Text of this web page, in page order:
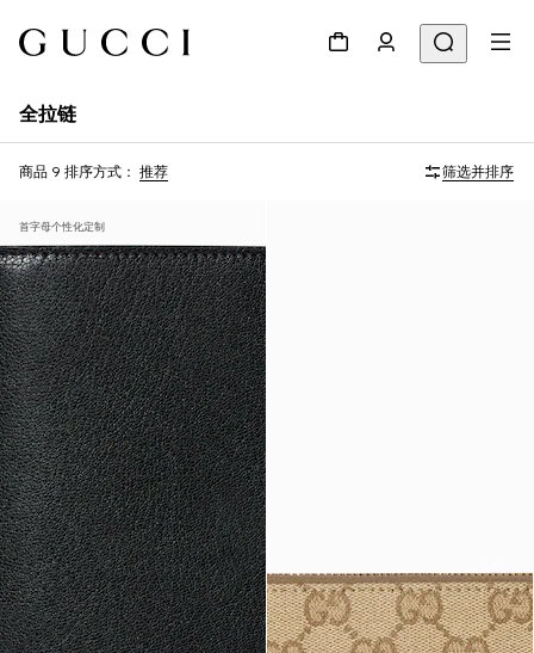
全拉链
商品 9 排序方式： 推荐 筛选并排序
首字母个性化定制